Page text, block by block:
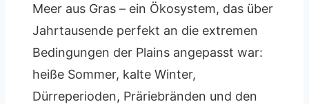
Meer aus Gras – ein Ökosystem, das über
Jahrtausende perfekt an die extremen
Bedingungen der Plains angepasst war:
heiße Sommer, kalte Winter,
Dürreperioden, Präriebränden und den